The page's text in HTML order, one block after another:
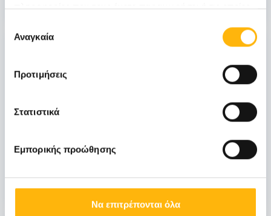
πληροφορίες που τους έχετε παραχωρήσει ή τις οποίες
των υπηρεσιών τους.
συγκατάθεσης
Αναγκαία
Προτιμήσεις
Στατιστικά
Εμπορικής προώθησης
Να επιτρέπονται όλα
31
ΙΑΣΩ: Ημερίδα «Ενδιαφέροντα θέματα